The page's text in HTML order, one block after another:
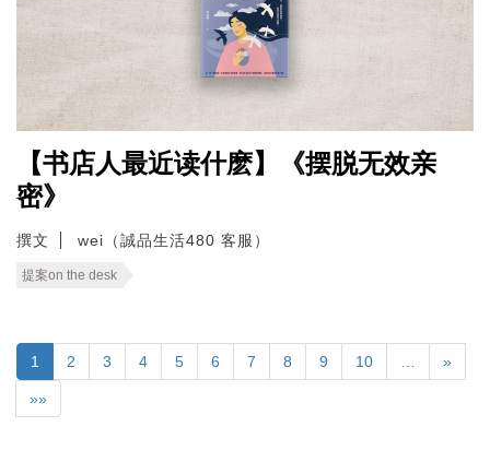
【书店人最近读什麽】《摆脱无效亲
密》
撰文 wei（誠品生活480 客服）
提案on the desk
1 2 3 4 5 6 7 8 9 10 »
»»